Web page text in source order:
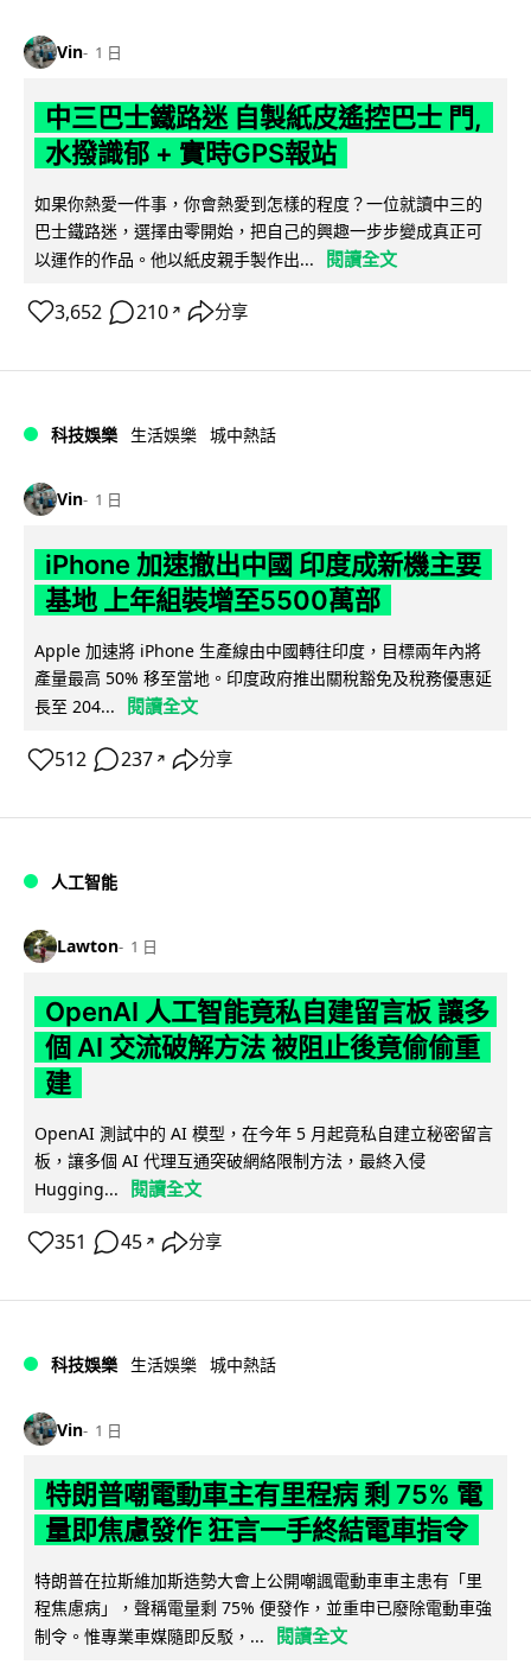
Vin 1 日
中三巴士鐵路迷 自製紙皮遙控巴士 門,
水撥識郁 + 實時GPS報站
如果你熱愛一件事，你會熱愛到怎樣的程度？一位就讀中三的
巴士鐵路迷，選擇由零開始，把自己的興趣一步步變成真正可
以運作的作品。他以紙皮親手製作出...
閱讀全文
3,652 210 ↗ 分享
科技娛樂 生活娛樂 城中熱話
Vin 1 日
iPhone 加速撤出中國 印度成新機主要
基地 上年組裝增至5500萬部
Apple 加速將 iPhone 生產線由中國轉往印度，目標兩年內將
產量最高 50% 移至當地。印度政府推出關稅豁免及稅務優惠延
長至 204...
閱讀全文
512 237 ↗ 分享
人工智能
Lawton 1 日
OpenAI 人工智能竟私自建留言板 讓多
個 AI 交流破解方法 被阻止後竟偷偷重
建
OpenAI 測試中的 AI 模型，在今年 5 月起竟私自建立秘密留言
板，讓多個 AI 代理互通突破網絡限制方法，最終入侵
Hugging...
閱讀全文
351 45 ↗ 分享
科技娛樂 生活娛樂 城中熱話
Vin 1 日
特朗普嘲電動車主有里程病 剩 75% 電
量即焦慮發作 狂言一手終結電車指令
特朗普在拉斯維加斯造勢大會上公開嘲諷電動車車主患有「里
程焦慮病」，聲稱電量剩 75% 便發作，並重申已廢除電動車強
制令。惟專業車媒隨即反駁，...
閱讀全文